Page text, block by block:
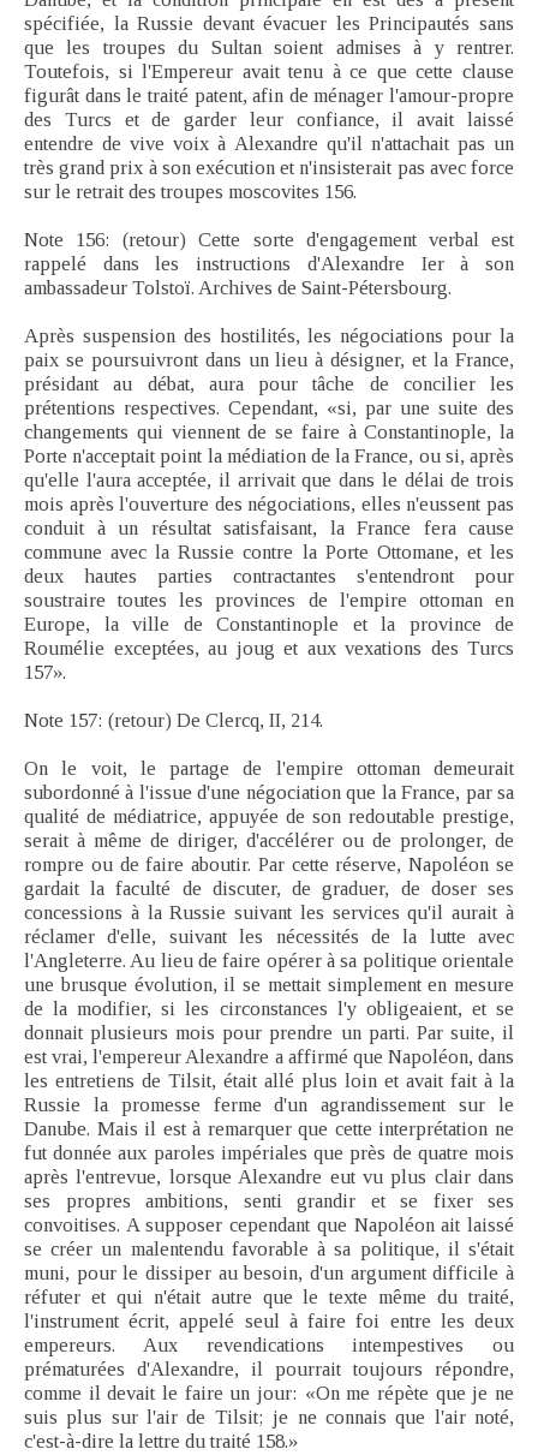
spécifiée, la Russie devant évacuer les Principautés sans
que les troupes du Sultan soient admises à y rentrer.
Toutefois, si l'Empereur avait tenu à ce que cette clause
figurât dans le traité patent, afin de ménager l'amour-propre
des Turcs et de garder leur confiance, il avait laissé
entendre de vive voix à Alexandre qu'il n'attachait pas un
très grand prix à son exécution et n'insisterait pas avec force
sur le retrait des troupes moscovites 156.
Note 156: (retour) Cette sorte d'engagement verbal est
rappelé dans les instructions d'Alexandre Ier à son
ambassadeur Tolstoï. Archives de Saint-Pétersbourg.
Après suspension des hostilités, les négociations pour la
paix se poursuivront dans un lieu à désigner, et la France,
présidant au débat, aura pour tâche de concilier les
prétentions respectives. Cependant, «si, par une suite des
changements qui viennent de se faire à Constantinople, la
Porte n'acceptait point la médiation de la France, ou si, après
qu'elle l'aura acceptée, il arrivait que dans le délai de trois
mois après l'ouverture des négociations, elles n'eussent pas
conduit à un résultat satisfaisant, la France fera cause
commune avec la Russie contre la Porte Ottomane, et les
deux hautes parties contractantes s'entendront pour
soustraire toutes les provinces de l'empire ottoman en
Europe, la ville de Constantinople et la province de
Roumélie exceptées, au joug et aux vexations des Turcs
157».
Note 157: (retour) De Clercq, II, 214.
On le voit, le partage de l'empire ottoman demeurait
subordonné à l'issue d'une négociation que la France, par sa
qualité de médiatrice, appuyée de son redoutable prestige,
serait à même de diriger, d'accélérer ou de prolonger, de
rompre ou de faire aboutir. Par cette réserve, Napoléon se
gardait la faculté de discuter, de graduer, de doser ses
concessions à la Russie suivant les services qu'il aurait à
réclamer d'elle, suivant les nécessités de la lutte avec
l'Angleterre. Au lieu de faire opérer à sa politique orientale
une brusque évolution, il se mettait simplement en mesure
de la modifier, si les circonstances l'y obligeaient, et se
donnait plusieurs mois pour prendre un parti. Par suite, il
est vrai, l'empereur Alexandre a affirmé que Napoléon, dans
les entretiens de Tilsit, était allé plus loin et avait fait à la
Russie la promesse ferme d'un agrandissement sur le
Danube. Mais il est à remarquer que cette interprétation ne
fut donnée aux paroles impériales que près de quatre mois
après l'entrevue, lorsque Alexandre eut vu plus clair dans
ses propres ambitions, senti grandir et se fixer ses
convoitises. A supposer cependant que Napoléon ait laissé
se créer un malentendu favorable à sa politique, il s'était
muni, pour le dissiper au besoin, d'un argument difficile à
réfuter et qui n'était autre que le texte même du traité,
l'instrument écrit, appelé seul à faire foi entre les deux
empereurs. Aux revendications intempestives ou
prématurées d'Alexandre, il pourrait toujours répondre,
comme il devait le faire un jour: «On me répète que je ne
suis plus sur l'air de Tilsit; je ne connais que l'air noté,
c'est-à-dire la lettre du traité 158.»